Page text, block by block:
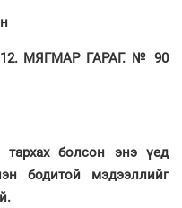
МЯГМАР ГАРАГ. № 90
тархах болсон энэ үед
бодитой мэдээллийг